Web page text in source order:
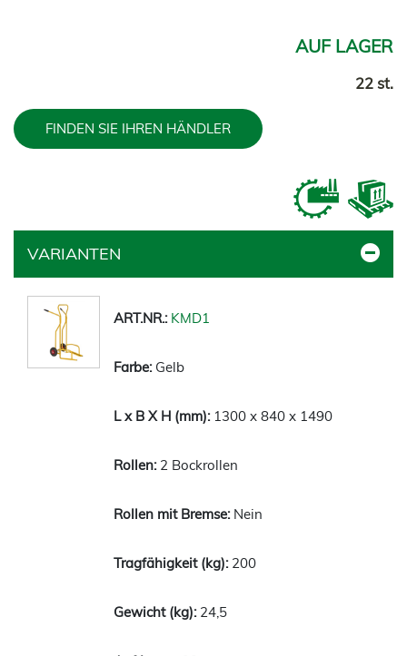
AUF LAGER
22 st.
FINDEN SIE IHREN HÄNDLER
VARIANTEN
KMD1
Gelb
1300 x 840 x 1490
2 Bockrollen
Nein
200
24,5